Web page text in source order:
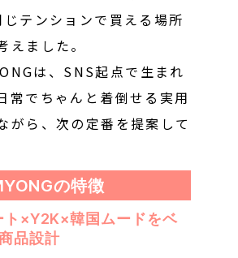
テンションで買える場所
えました。
は、SNS起点で生まれ
常でちゃんと着倒せる実用
がら、次の定番を提案して
の特徴
ト×Y2K×韓国ムードをベ
品設計